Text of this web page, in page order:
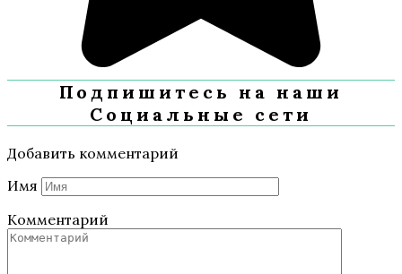
Подпишитесь на наши
Социальные сети
Добавить комментарий
Имя
Комментарий